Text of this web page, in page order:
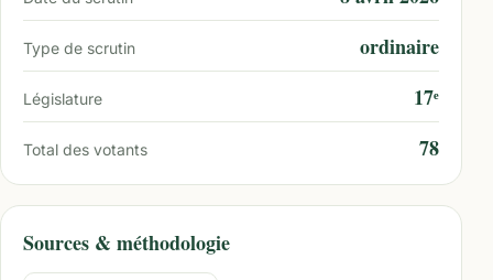
Type de scrutin ordinaire
Législature 17ᵉ
Total des votants 78
Sources & méthodologie